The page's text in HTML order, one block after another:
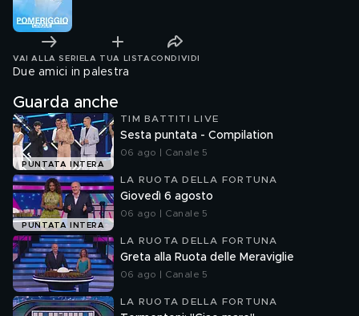
VAI ALLA SERIE LA TUA LISTA CONDIVIDI
Due amici in palestra
Guarda anche
PUNTATA INTERA
TIM BATTITI LIVE
Sesta puntata - Compilation
06 ago | Canale 5
PUNTATA INTERA
LA RUOTA DELLA FORTUNA
Giovedì 6 agosto
06 ago | Canale 5
LA RUOTA DELLA FORTUNA
Greta alla Ruota delle Meraviglie
06 ago | Canale 5
LA RUOTA DELLA FORTUNA